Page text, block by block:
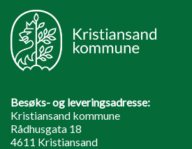
Besøks- og leveringsadresse:
Kristiansand kommune
Rådhusgata 18
4611 Kristiansand